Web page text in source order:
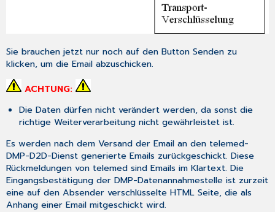
Sie brauchen jetzt nur noch auf den ButtonSenden zu
klicken, um die Email abzuschicken.
ACHTUNG:
Die Daten dürfen nicht verändert werden, da sonst die
richtige Weiterverarbeitung nicht gewährleistet ist.
Es werden nach dem Versand der Email an den telemed-
DMP-D2D-Dienst generierte Emails zurückgeschickt. Diese
Rückmeldungen von telemed sind Emails im Klartext. Die
Eingangsbestätigung der DMP-Datenannahmestelle ist zurzeit
eine auf den Absender verschlüsselte HTML Seite, die als
Anhang einer Email mitgeschickt wird.